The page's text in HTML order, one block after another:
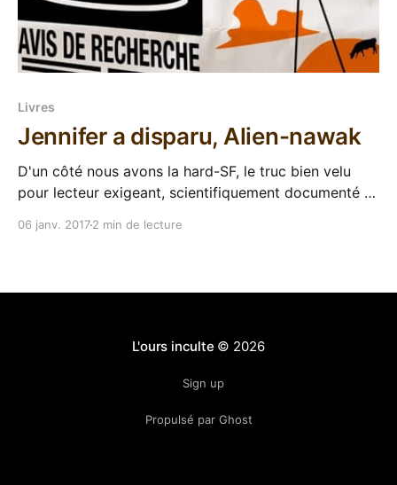
Livres
Jennifer a disparu, Alien-nawak
D'un côté nous avons la hard-SF, le truc bien velu
pour lecteur exigeant, scientifiquement documenté et
ni tête, on a Jennifer a disparu. Cette novella pulp est
06 janv. 20172 min de lecture
L'ours inculte © 2026
Sign up
Propulsé par Ghost